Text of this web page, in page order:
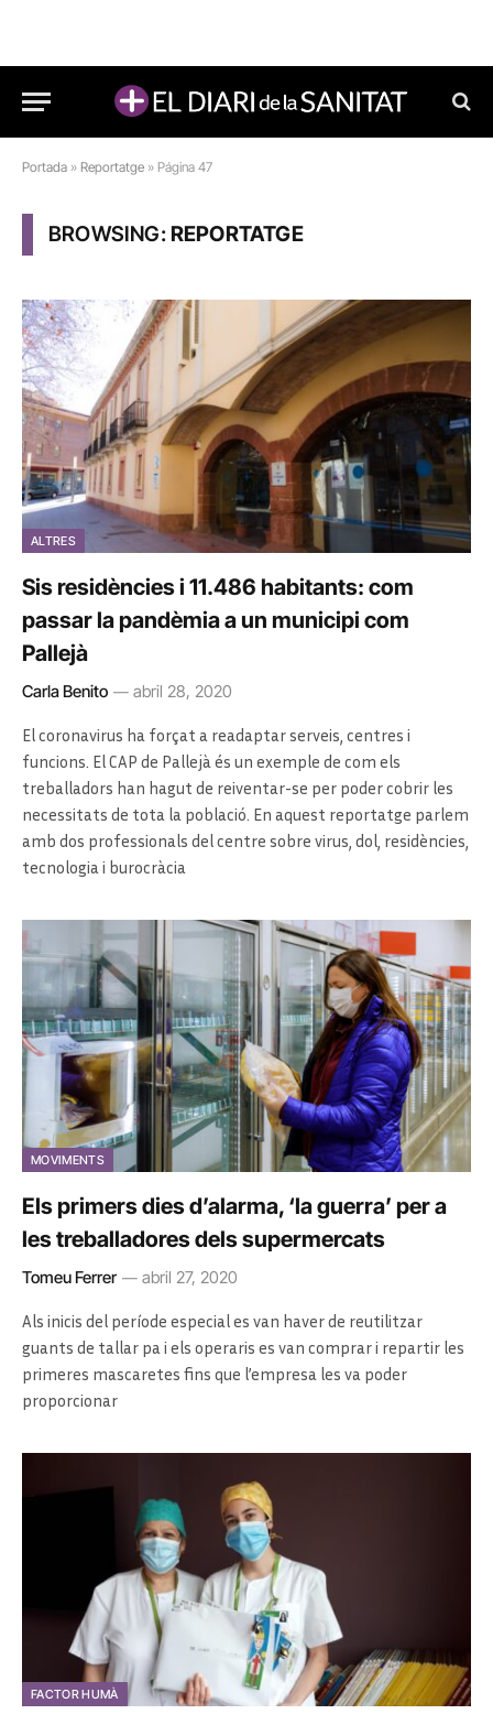
Portada » Reportatge » Página 47
BROWSING:REPORTATGE
ALTRES
Sis residències i 11.486 habitants: com
passar la pandèmia a un municipi com
Pallejà
Carla Benito abril 28, 2020
El coronavirus ha forçat a readaptar serveis, centres i
funcions. El CAP de Pallejà és un exemple de com els
treballadors han hagut de reiventar-se per poder cobrir les
necessitats de tota la població. En aquest reportatge parlem
amb dos professionals del centre sobre virus, dol, residències,
tecnologia i burocràcia
MOVIMENTS
Els primers dies d’alarma, ‘la guerra’ per a
les treballadores dels supermercats
Tomeu Ferrer abril 27, 2020
Als inicis del període especial es van haver de reutilitzar
guants de tallar pa i els operaris es van comprar i repartir les
primeres mascaretes fins que l’empresa les va poder
proporcionar
FACTOR HUMÀ